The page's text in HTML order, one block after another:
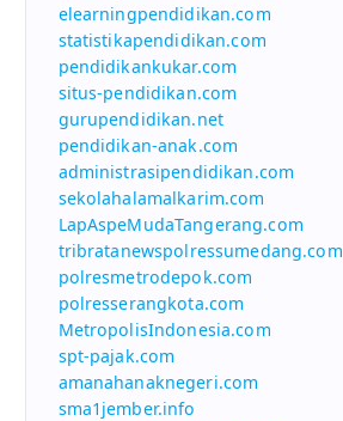
elearningpendidikan.com
statistikapendidikan.com
pendidikankukar.com
situs-pendidikan.com
gurupendidikan.net
pendidikan-anak.com
administrasipendidikan.com
sekolahalamalkarim.com
LapAspeMudaTangerang.com
tribratanewspolressumedang.com
polresmetrodepok.com
polresserangkota.com
MetropolisIndonesia.com
spt-pajak.com
amanahanaknegeri.com
sma1jember.info